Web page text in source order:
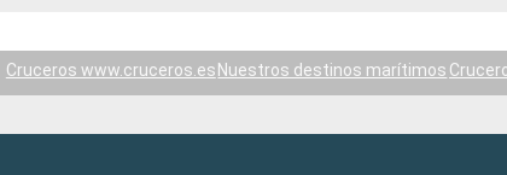
Cruceros www.cruceros.es Nuestros destinos marítimos